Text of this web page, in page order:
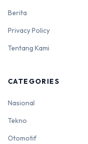
Berita
Privacy Policy
Tentang Kami
CATEGORIES
Nasional
Tekno
Otomotif